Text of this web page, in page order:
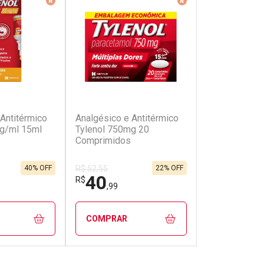
ml 15ml
40% OFF
Analgésico e Antitérmico
Tylenol 750mg 20
Comprimidos
R$ 52,55
R$40,99
22% OFF
COMPRAR